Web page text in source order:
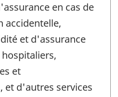
en cas de
accidentelle,
et d'assurance
et
et d'autres services